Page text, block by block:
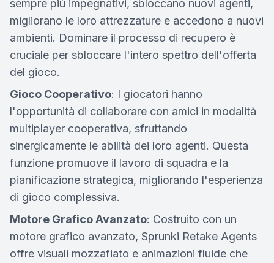
sempre più impegnativi, sbloccano nuovi agenti,
migliorano le loro attrezzature e accedono a nuovi
ambienti. Dominare il processo di recupero è
cruciale per sbloccare l'intero spettro dell'offerta
del gioco.
Gioco Cooperativo: I giocatori hanno
l'opportunità di collaborare con amici in modalità
multiplayer cooperativa, sfruttando
sinergicamente le abilità dei loro agenti. Questa
funzione promuove il lavoro di squadra e la
pianificazione strategica, migliorando l'esperienza
di gioco complessiva.
Motore Grafico Avanzato: Costruito con un
motore grafico avanzato, Sprunki Retake Agents
offre visuali mozzafiato e animazioni fluide che